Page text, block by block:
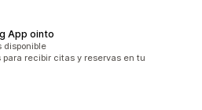
App ointo
disponible
recibir citas y reservas en tu